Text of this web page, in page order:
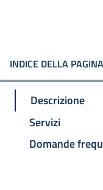
INDICE DELLA PAGINA
Descrizione
Servizi
Domande